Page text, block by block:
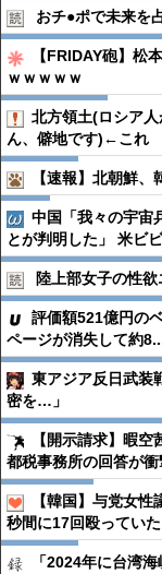
おチ●︎ポで未来を
【FRIDAY砲】松
ｗｗｗｗｗ
北方領土(ロシア
ん、僻地です)←これ
【速報】北朝鮮
中国「我々の宇宙
とが判明した」 米ビ
陸上部女子の性
評価額521億円の
ページが消失して約
東アジア反日武装
密を…」
【開示請求】暇
都税事務所の回答が
【韓国】与党女
秒間に17回殴っていた
「2024年に台湾